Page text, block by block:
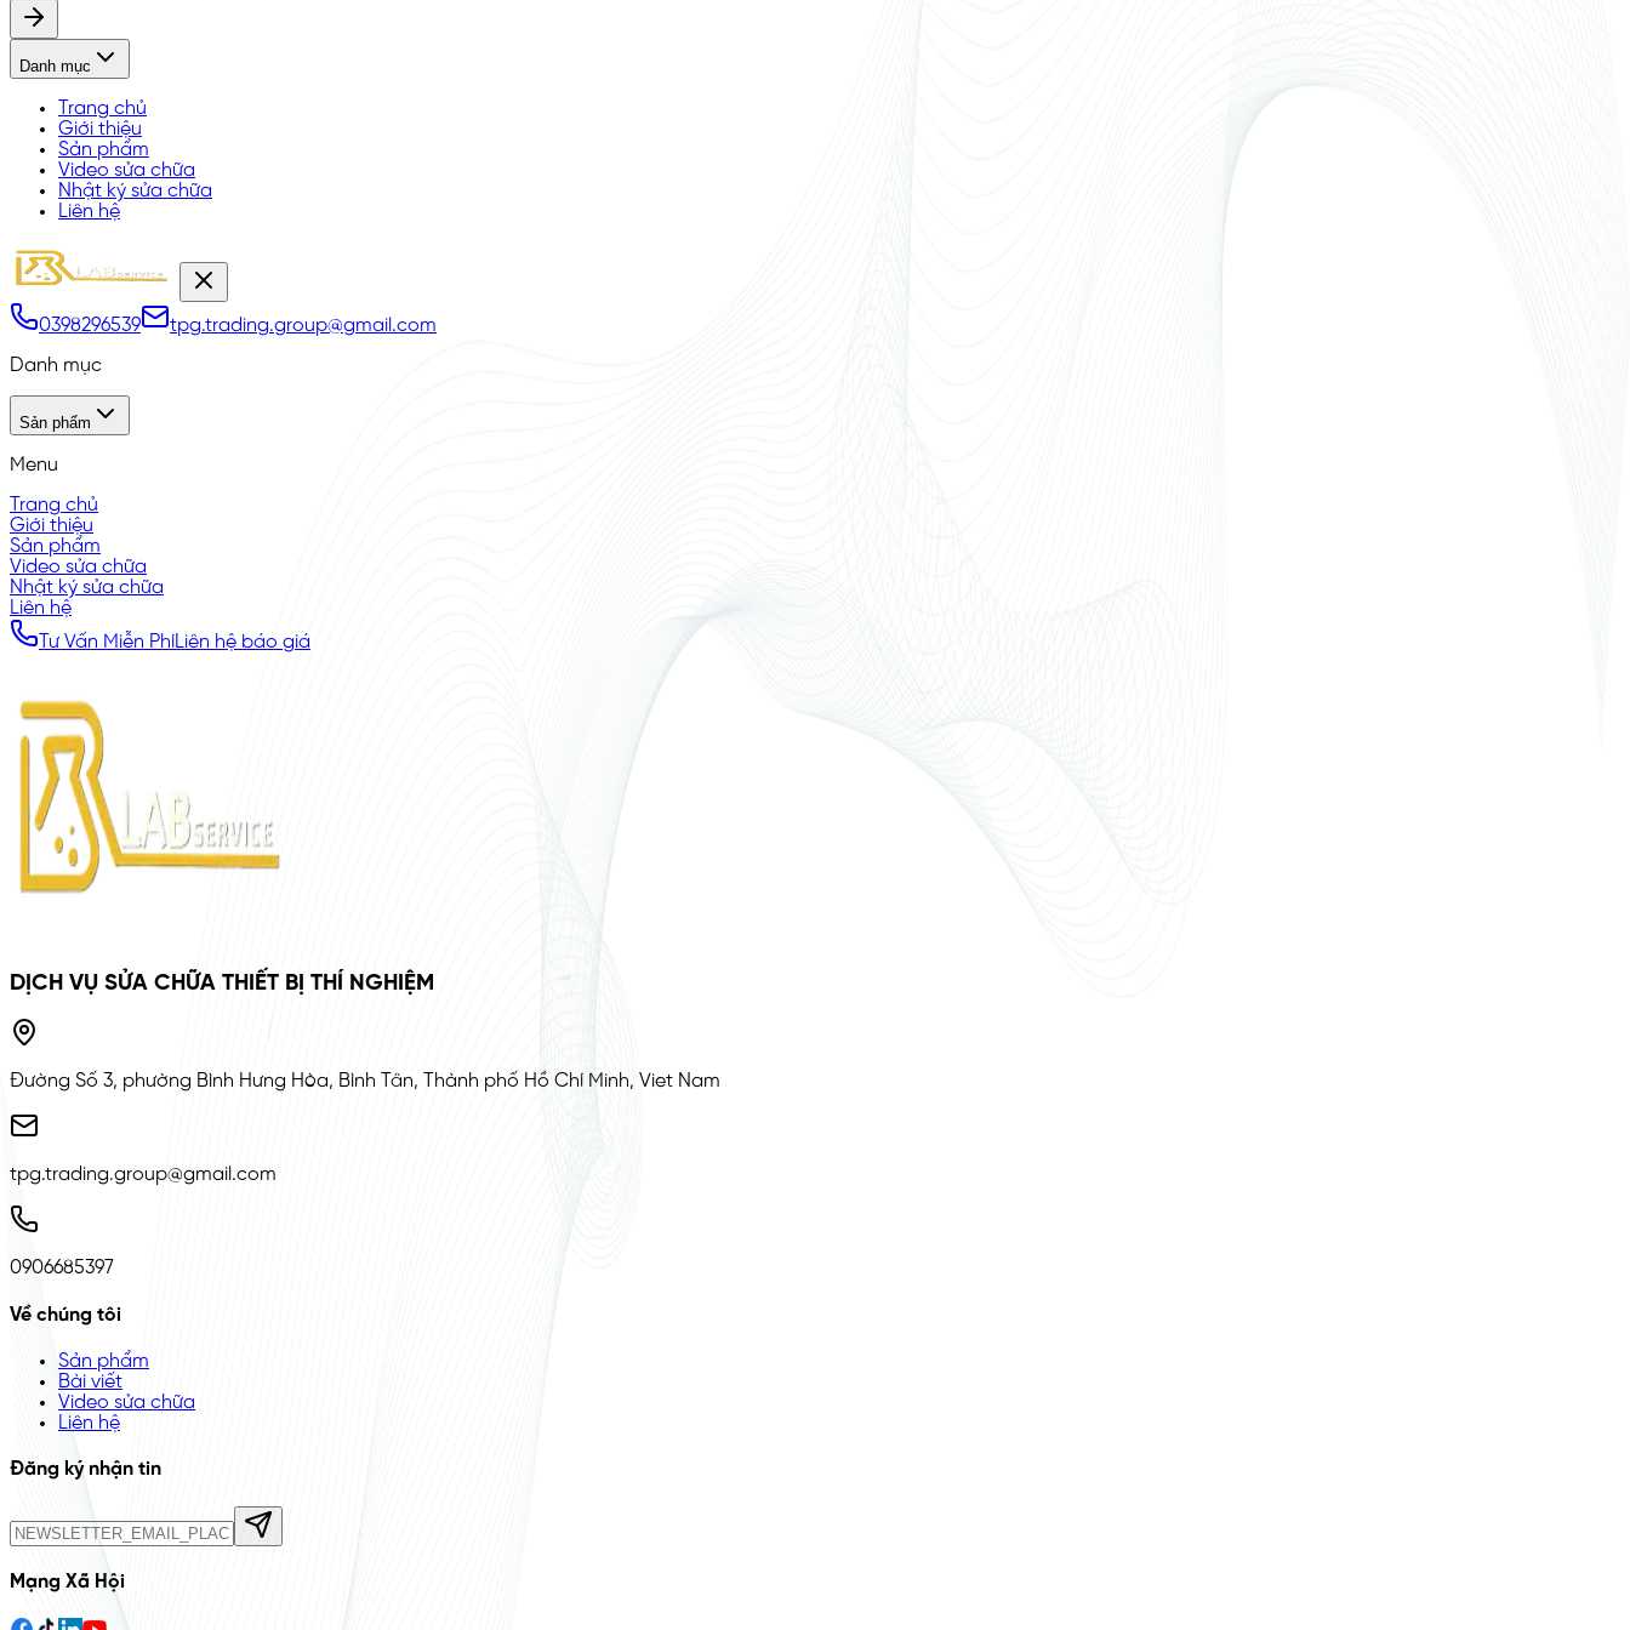
Danh mục
Trang chủ
Giới thiệu
Sản phẩm
Video sửa chữa
Nhật ký sửa chữa
Liên hệ
0398296539
tpg.trading.group@gmail.com
Danh mục
Sản phẩm
Menu
Trang chủ
Giới thiệu
Sản phẩm
Video sửa chữa
Nhật ký sửa chữa
Liên hệ
Tư Vấn Miễn PhíLiên hệ báo giá
DỊCH VỤ SỬA CHỮA THIẾT BỊ THÍ NGHIỆM
Đường Số 3, phường Bình Hưng Hòa, Bình Tân, Thành phố Hồ Chí Minh, Viet Nam
tpg.trading.group@gmail.com
0906685397
Về chúng tôi
Sản phẩm
Bài viết
Video sửa chữa
Liên hệ
Đăng ký nhận tin
Mạng Xã Hội